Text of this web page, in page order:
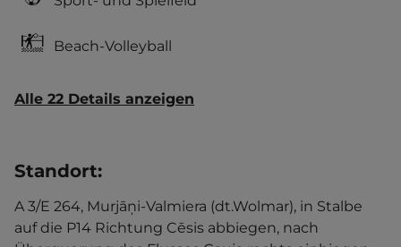
Beach-Volleyball
Alle 22 Details anzeigen
Standort:
A 3/E 264, Murjāņi-Valmiera (dt.Wolmar), in Stalbe
auf die P14 Richtung Cēsis abbiegen, nach